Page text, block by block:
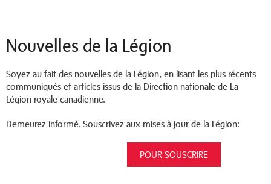
Nouvelles de la Légion
Soyez au fait des nouvelles de la Légion, en lisant les plus récents
communiqués et articles issus de la Direction nationale de La
Légion royale canadienne.
Demeurez informé. Souscrivez aux mises à jour de la Légion:
POUR SOUSCRIRE